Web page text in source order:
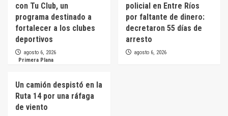
con Tu Club, un
programa destinado a
fortalecer a los clubes
deportivos
agosto 6, 2026
policial en Entre Ríos
por faltante de dinero:
decretaron 55 días de
arresto
agosto 6, 2026
Primera Plana
Un camión despistó en la
Ruta 14 por una ráfaga
de viento